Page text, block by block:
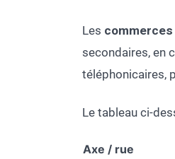
Les commerces
secondaires, en
téléphonicaires,
Le tableau ci-
Axe / rue